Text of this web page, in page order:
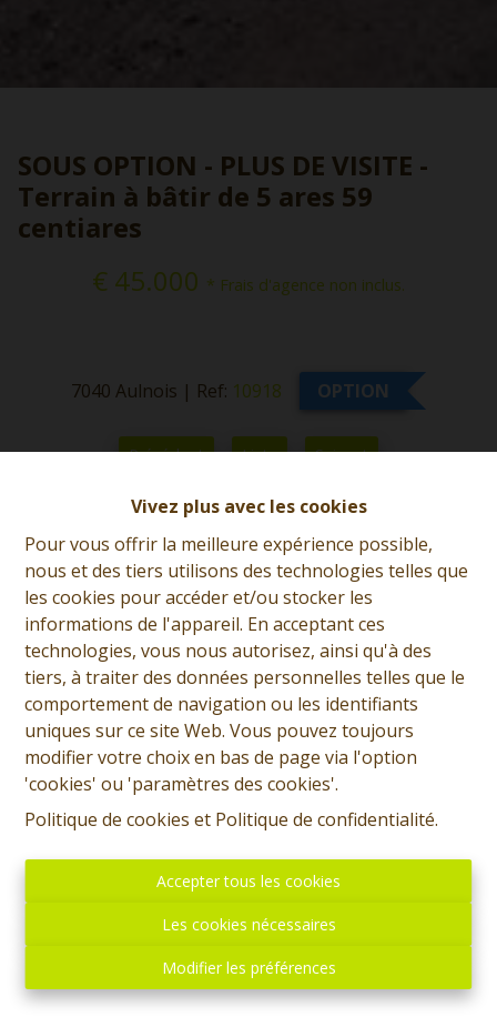
Vivez plus avec les cookies
Pour vous offrir la meilleure expérience possible,
nous et des tiers utilisons des technologies telles que
les cookies pour accéder et/ou stocker les
informations de l'appareil. En acceptant ces
technologies, vous nous autorisez, ainsi qu'à des
tiers, à traiter des données personnelles telles que le
comportement de navigation ou les identifiants
uniques sur ce site Web. Vous pouvez toujours
modifier votre choix en bas de page via l'option
'cookies' ou 'paramètres des cookies'.
Politique de cookies et Politique de confidentialité.
Accepter tous les cookies
Les cookies nécessaires
Modifier les préférences
SOUS OPTION - PLUS DE VISITE -
Terrain à bâtir de 5 ares 59
centiares
€ 45.000 * Frais d'agence non inclus.
7040 Aulnois | Ref: 10918 OPTION
Précédent Liste Suivant